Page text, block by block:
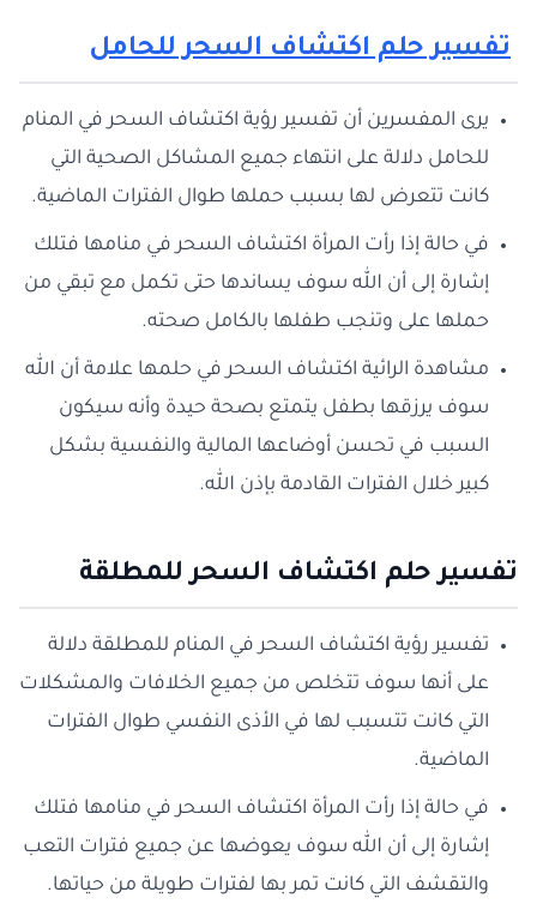
تفسير حلم اكتشاف السحر للحامل
يرى المفسرين أن تفسير رؤية اكتشاف السحر في المنام
للحامل دلالة على انتهاء جميع المشاكل الصحية التي
كانت تتعرض لها بسبب حملها طوال الفترات الماضية.
في حالة إذا رأت المرأة اكتشاف السحر في منامها فتلك
إشارة إلى أن الله سوف يساندها حتى تكمل مع تبقي من
حملها على وتنجب طفلها بالكامل صحته.
مشاهدة الرائية اكتشاف السحر في حلمها علامة أن الله
سوف يرزقها بطفل يتمتع بصحة حيدة وأنه سيكون
السبب في تحسن أوضاعها المالية والنفسية بشكل
كبير خلال الفترات القادمة بإذن الله.
تفسير حلم اكتشاف السحر للمطلقة
تفسير رؤية اكتشاف السحر في المنام للمطلقة دلالة
على أنها سوف تتخلص من جميع الخلافات والمشكلات
التي كانت تتسبب لها في الأذى النفسي طوال الفترات
الماضية.
في حالة إذا رأت المرأة اكتشاف السحر في منامها فتلك
إشارة إلى أن الله سوف يعوضها عن جميع فترات التعب
والتقشف التي كانت تمر بها لفترات طويلة من حياتها.